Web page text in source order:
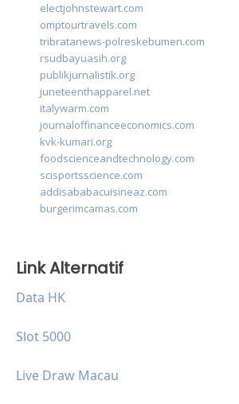
electjohnstewart.com
omptourtravels.com
tribratanews-polreskebumen.com
rsudbayuasih.org
publikjurnalistik.org
juneteenthapparel.net
italywarm.com
journaloffinanceeconomics.com
kvk-kumari.org
foodscienceandtechnology.com
scisportsscience.com
addisababacuisineaz.com
burgerimcamas.com
Link Alternatif
Data HK
Slot 5000
Live Draw Macau